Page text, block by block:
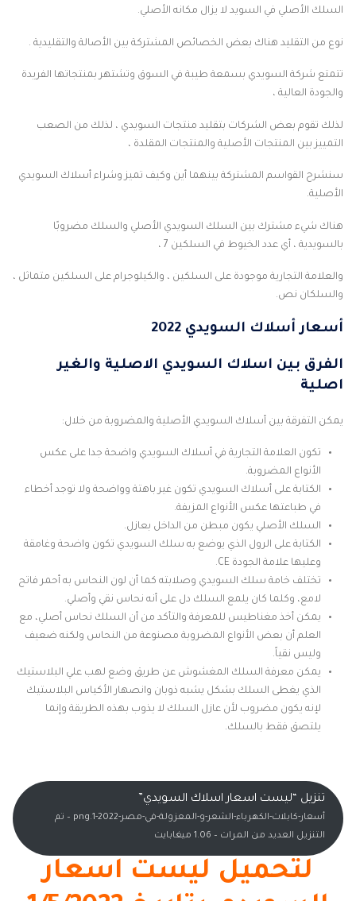
السلك الأصلي في السويد لا يزال مكانه الأصلي.
نوع من التقليد هناك بعض الخصائص المشتركة بين الأصالة والتقليدية .
تتمتع شركة السويدي بسمعة طيبة في السوق وتشتهر بمنتجاتها الفريدة
والجودة العالية ،
لذلك تقوم بعض الشركات بتقليد منتجات السويدي ، لذلك من الصعب
التمييز بين المنتجات الأصلية والمنتجات المقلدة ،
سنشرح القواسم المشتركة بينهما أين وكيف تميز وشراء أسلاك السويدي
الأصلية.
هناك شيء مشترك بين السلك السويدي الأصلي والسلك مضروبًا
بالسويدية ، أي عدد الخيوط في السلكين 7 ،
والعلامة التجارية موجودة على السلكين ، والكيلوجرام على السلكين متماثل ،
والسلكان نص.
أسعار أسلاك السويدي 2022
الفرق بين اسلاك السويدي الاصلية والغير
اصلية
يمكن التفرقة بين أسلاك السويدي الأصلية والمضروبة من خلال:
تكون العلامة التجارية في أسلاك السويدي واضحة جدا على عكس
الأنواع المضروبة.
الكتابة على أسلاك السويدي تكون غير باهتة وواضحة ولا توجد أخطاء
في طباعتها عكس الأنواع المزيفة.
السلك الأصلي يكون مبطن من الداخل بعازل.
الكتابة على الرول الذي يوضع به سلك السويدي تكون واضحة وغامقة
وعليها علامة الجودة CE.
تختلف خامة سلك السويدي وصلابته كما أن لون النحاس به أحمر فاتح
لامع، وكلما كان يلمع السلك دل على أنه نحاس نقي وأصلي.
يمكن أخذ مغناطيس للمعرفة والتأكد من أن السلك نحاس أصلي، مع
العلم أن بعض الأنواع المضروبة مصنوعة من النحاس ولكنه ضعيف
وليس نقياً.
يمكن معرفة السلك المغشوش عن طريق وضع لهب علي البلاستيك
الذي يغطى السلك بشكل يشبه ذوبان وانصهار الأكياس البلاستيك
لإنه يكون مضروب لأن عازل السلك لا يذوب بهذه الطريقة وإنما
يلتصق فقط بالسلك.
تنزيل “ليست اسعار اسلاك السويدي”
أسعار-كابلات-الكهرباء-الشعر-و-المعزولة-في-مصر-2022-1.png – تم
التنزيل العديد من المرات – 1.06 ميغابايت
لتحميل ليست اسعار